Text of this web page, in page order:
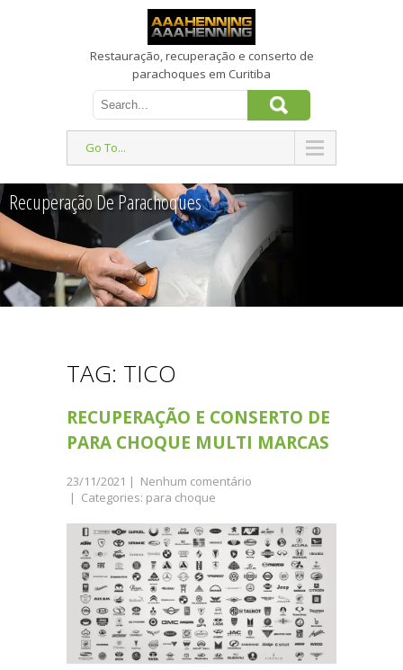
Restauração, recuperação e conserto de
parachoques em Curitiba
Go To...
Recuperação De Parachoques
TAG: TICO
RECUPERAÇÃO E CONSERTO DE
PARA CHOQUE MULTI MARCAS
23/11/2021 | Nenhum comentário
| Categories: para choque